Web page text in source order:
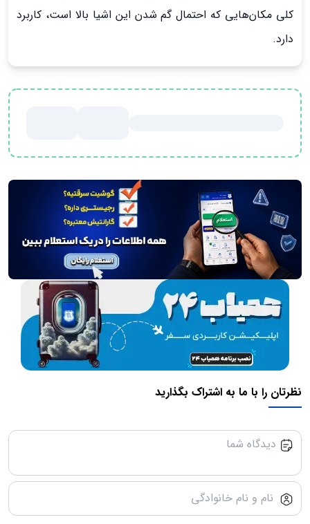
کلی مکان‌هایی که احتمال گم شدن این اشیا بالا است، کاربرد
دارد.
نظرتان را با ما به اشتراک بگذارید